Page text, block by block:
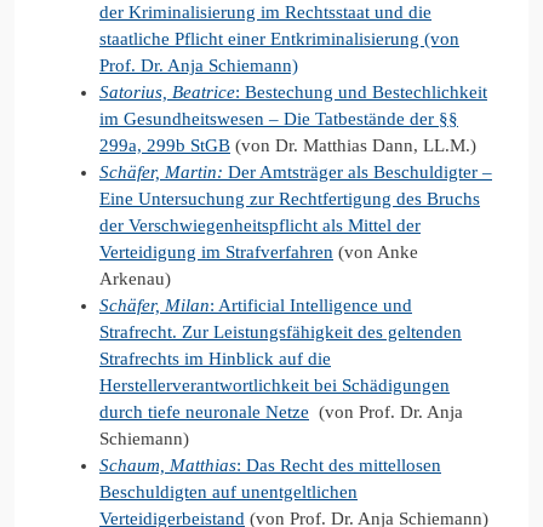
der Kriminalisierung im Rechtsstaat und die
staatliche Pflicht einer Entkriminalisierung (von
Prof. Dr. Anja Schiemann)
Satorius, Beatrice: Bestechung und Bestechlichkeit
im Gesundheitswesen – Die Tatbestände der §§
299a, 299b StGB (von Dr. Matthias Dann, LL.M.)
Schäfer, Martin: Der Amtsträger als Beschuldigter –
Eine Untersuchung zur Rechtfertigung des Bruchs
der Verschwiegenheitspflicht als Mittel der
Verteidigung im Strafverfahren (von Anke
Arkenau)
Schäfer, Milan: Artificial Intelligence und
Strafrecht. Zur Leistungsfähigkeit des geltenden
Strafrechts im Hinblick auf die
Herstellerverantwortlichkeit bei Schädigungen
durch tiefe neuronale Netze (von Prof. Dr. Anja
Schiemann)
Schaum, Matthias: Das Recht des mittellosen
Beschuldigten auf unentgeltlichen
Verteidigerbeistand (von Prof. Dr. Anja Schiemann)